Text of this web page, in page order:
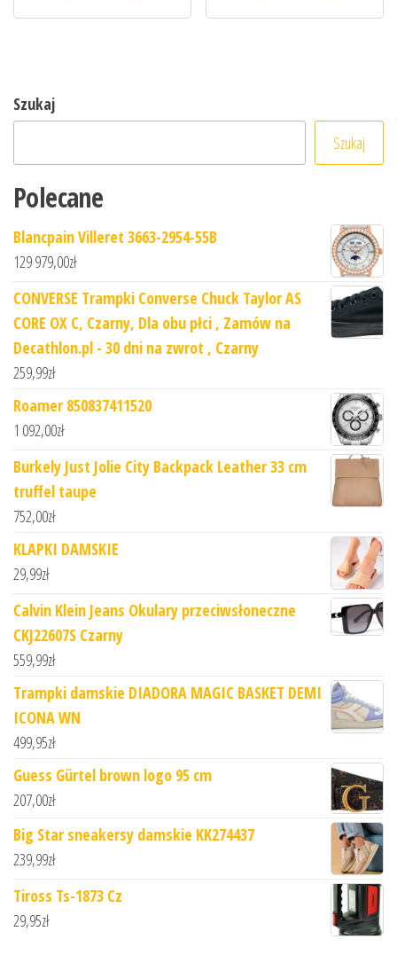
Szukaj
Szukaj
Polecane
Blancpain Villeret 3663-2954-55B
129 979,00zł
CONVERSE Trampki Converse Chuck Taylor AS
CORE OX C, Czarny, Dla obu płci , Zamów na
Decathlon.pl - 30 dni na zwrot , Czarny
259,99zł
Roamer 850837411520
1 092,00zł
Burkely Just Jolie City Backpack Leather 33 cm
truffel taupe
752,00zł
KLAPKI DAMSKIE
29,99zł
Calvin Klein Jeans Okulary przeciwsłoneczne
CKJ22607S Czarny
559,99zł
Trampki damskie DIADORA MAGIC BASKET DEMI
ICONA WN
499,95zł
Guess Gürtel brown logo 95 cm
207,00zł
Big Star sneakersy damskie KK274437
239,99zł
Tiross Ts-1873 Cz
29,95zł